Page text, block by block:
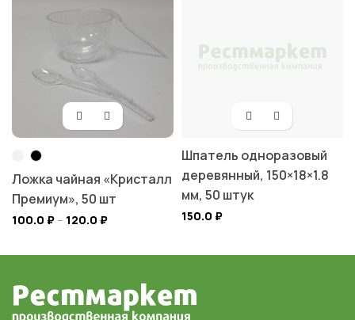
Ложка чайная «Кристалл
Премиум», 50 шт
100.0 ₽– 120.0 ₽
Шпатель одноразовый
деревянный, 150×18×1.8
мм, 50 штук
150.0 ₽